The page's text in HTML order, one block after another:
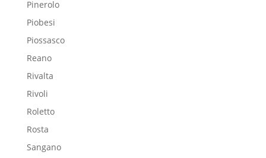
Pinerolo
Piobesi
Piossasco
Reano
Rivalta
Rivoli
Roletto
Rosta
Sangano